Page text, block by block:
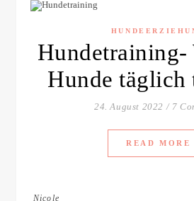
Hundetraining-
Hunde täglich
24. August 2022 / 7
READ MORE
Nicole